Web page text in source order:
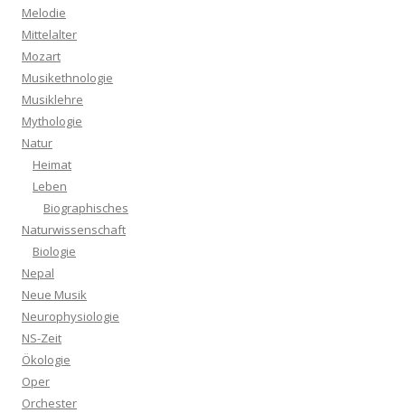
Melodie
Mittelalter
Mozart
Musikethnologie
Musiklehre
Mythologie
Natur
Heimat
Leben
Biographisches
Naturwissenschaft
Biologie
Nepal
Neue Musik
Neurophysiologie
NS-Zeit
Ökologie
Oper
Orchester